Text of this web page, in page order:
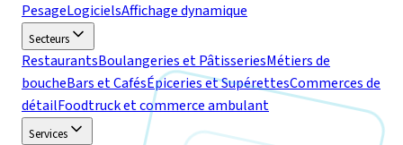
PesageLogicielsAffichage dynamique
Secteurs
RestaurantsBoulangeries et PâtisseriesMétiers de
boucheBars et CafésÉpiceries et SupérettesCommerces de
détailFoodtruck et commerce ambulant
Services